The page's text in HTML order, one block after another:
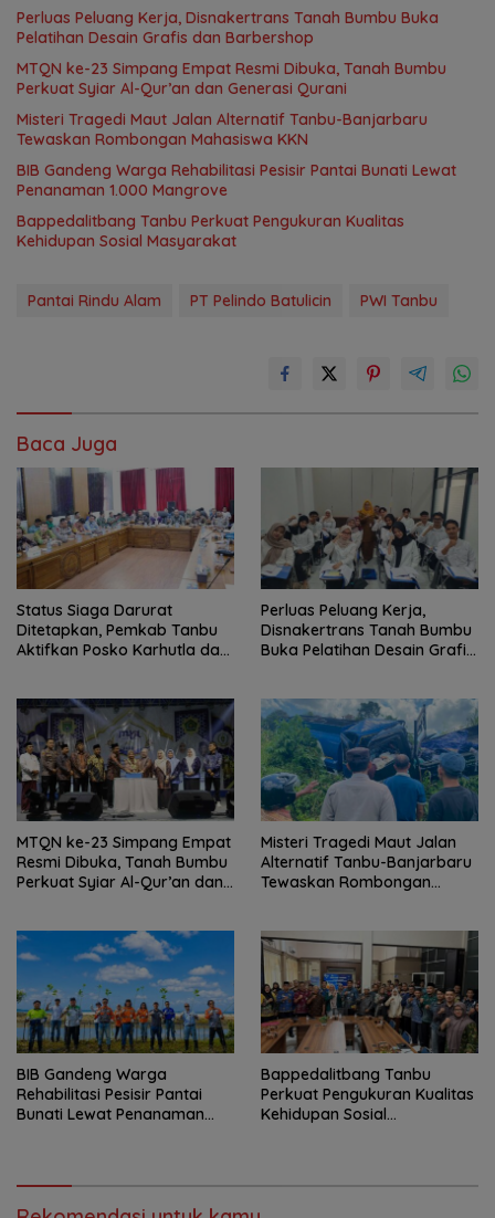
Perluas Peluang Kerja, Disnakertrans Tanah Bumbu Buka
Pelatihan Desain Grafis dan Barbershop
MTQN ke-23 Simpang Empat Resmi Dibuka, Tanah Bumbu
Perkuat Syiar Al-Qur’an dan Generasi Qurani
Misteri Tragedi Maut Jalan Alternatif Tanbu-Banjarbaru
Tewaskan Rombongan Mahasiswa KKN
BIB Gandeng Warga Rehabilitasi Pesisir Pantai Bunati Lewat
Penanaman 1.000 Mangrove
Bappedalitbang Tanbu Perkuat Pengukuran Kualitas
Kehidupan Sosial Masyarakat
Pantai Rindu Alam PT Pelindo Batulicin PWI Tanbu
Baca Juga
Status Siaga Darurat
Ditetapkan, Pemkab Tanbu
Aktifkan Posko Karhutla dan
Perluas Peluang Kerja,
Disnakertrans Tanah Bumbu
Buka Pelatihan Desain Grafis
MTQN ke-23 Simpang Empat
Resmi Dibuka, Tanah Bumbu
Perkuat Syiar Al-Qur’an dan
Misteri Tragedi Maut Jalan
Alternatif Tanbu-Banjarbaru
Tewaskan Rombongan
BIB Gandeng Warga
Rehabilitasi Pesisir Pantai
Bunati Lewat Penanaman
Bappedalitbang Tanbu
Perkuat Pengukuran Kualitas
Kehidupan Sosial